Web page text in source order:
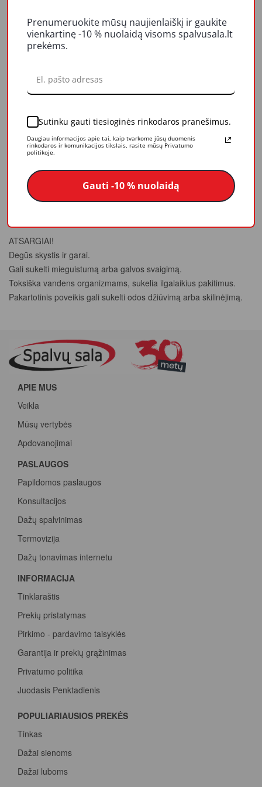
Dažai TEKSTURDEKOR skirti dekoratyvinei medinių paviršių
Dažai sudaro ploną pusiau skaidrią (neužvualiuojančią
medienos struktūrą) ir vandenį atstumiančią hidrofobinę
plėvelę.
Džiūvimo trukmė 8 val.
Sunaudojimas: 9-11 m²/l apdorojant obliuotus paviršius; 4-7
m²/l apdorojant naujus paviršius
ATSARGIAI!
Degūs skystis ir garai.
Gali sukelti mieguistumą arba galvos svaigimą.
Toksiška vandens organizmams, sukelia ilgalaikius pakitimus.
Pakartotinis poveikis gali sukelti odos džiūvimą arba skilinėjimą.
APIE MUS
Veikla
Mūsų vertybės
Apdovanojimai
PASLAUGOS
Papildomos paslaugos
Konsultacijos
Dažų spalvinimas
Termovizija
Dažų tonavimas internetu
INFORMACIJA
Tinklaraštis
Prekių pristatymas
Pirkimo - pardavimo taisyklės
Garantija ir prekių grąžinimas
Privatumo politika
Juodasis Penktadienis
POPULIARIAUSIOS PREKĖS
Tinkas
Dažai sienoms
Dažai luboms
Prenumeruokite mūsų naujienlaiškį ir gaukite
vienkartinę -10 % nuolaidą visoms spalvusala.lt
prekėms.
Sutinku gauti tiesioginės rinkodaros pranešimus.
Daugiau informacijos apie tai, kaip tvarkome jūsų duomenis
rinkodaros ir komunikacijos tikslais, rasite mūsų Privatumo
politikoje.
Gauti -10 % nuolaidą